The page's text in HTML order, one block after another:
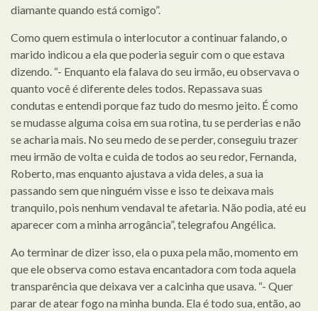
diamante quando está comigo”.
Como quem estimula o interlocutor a continuar falando, o
marido indicou a ela que poderia seguir com o que estava
dizendo. “- Enquanto ela falava do seu irmão, eu observava o
quanto você é diferente deles todos. Repassava suas
condutas e entendi porque faz tudo do mesmo jeito. É como
se mudasse alguma coisa em sua rotina, tu se perderias e não
se acharia mais. No seu medo de se perder, conseguiu trazer
meu irmão de volta e cuida de todos ao seu redor, Fernanda,
Roberto, mas enquanto ajustava a vida deles, a sua ia
passando sem que ninguém visse e isso te deixava mais
tranquilo, pois nenhum vendaval te afetaria. Não podia, até eu
aparecer com a minha arrogância”, telegrafou Angélica.
Ao terminar de dizer isso, ela o puxa pela mão, momento em
que ele observa como estava encantadora com toda aquela
transparência que deixava ver a calcinha que usava. “- Quer
parar de atear fogo na minha bunda. Ela é todo sua, então, ao